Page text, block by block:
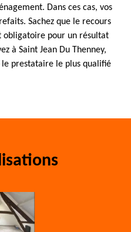
Dans ces cas, vos
Sachez que le recours
obligatoire pour un résultat
à Saint Jean Du Thenney,
le prestataire le plus qualifié